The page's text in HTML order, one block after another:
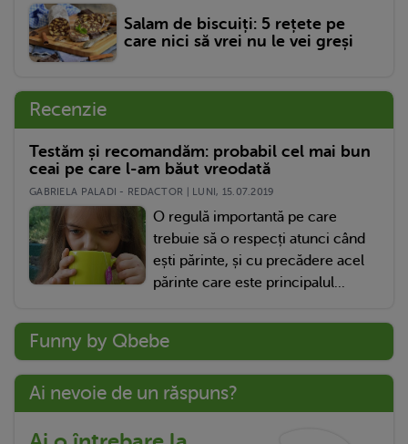
Salam de biscuiți: 5 rețete pe
care nici să vrei nu le vei greși
Recenzie
Testăm și recomandăm: probabil cel mai bun
ceai pe care l-am băut vreodată
GABRIELA PALADI - REDACTOR | LUNI, 15.07.2019
O regulă importantă pe care
trebuie să o respecți atunci când
ești părinte, și cu precădere acel
părinte care este principalul...
Funny by Qbebe
Ai nevoie de un răspuns?